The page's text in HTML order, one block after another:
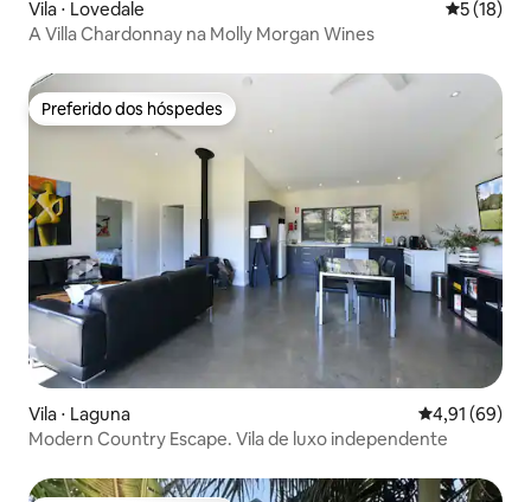
Vila ⋅ Lovedale 5 de uma
5 (18)
A Villa Chardonnay na Molly Morgan Wines
Preferido dos hóspedes
Preferido dos hóspedes
Vila ⋅ Laguna 4,91 de uma
4,91 (69)
Modern Country Escape. Vila de luxo independente